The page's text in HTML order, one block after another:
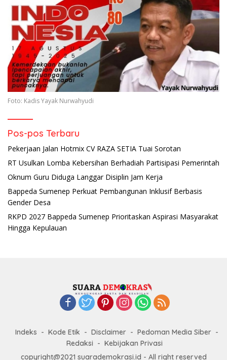
Foto: Kadis Yayak Nurwahyudi
Pos-pos Terbaru
Pekerjaan Jalan Hotmix CV RAZA SETIA Tuai Sorotan
RT Usulkan Lomba Kebersihan Berhadiah Partisipasi Pemerintah
Oknum Guru Diduga Langgar Disiplin Jam Kerja
Bappeda Sumenep Perkuat Pembangunan Inklusif Berbasis
Gender Desa
RKPD 2027 Bappeda Sumenep Prioritaskan Aspirasi Masyarakat
Hingga Kepulauan
Indeks Kode Etik Disclaimer
Pedoman Media Siber
Redaksi
Kebijakan Privasi
copyright@2021 suarademokrasi.id - All right reserved